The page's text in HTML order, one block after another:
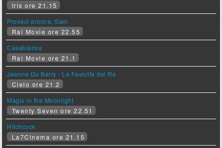
Iris ore 21.15
Provaci ancora, Sam
Rai Movie ore 22.55
Casablanca
Rai Movie ore 21.1
Jeanne Du Barry - La Favorita del Re
Cielo ore 21.2
Magic in the Moonlight
Twenty Seven ore 22.51
Hitchcock
La7Cinema ore 21.15